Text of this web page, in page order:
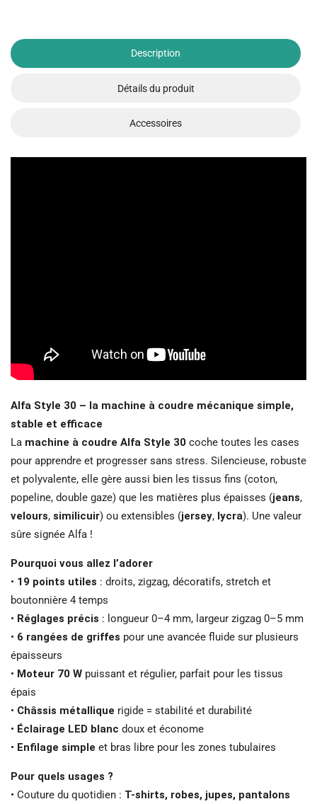
Description
Détails du produit
Accessoires
Alfa Style 30 – la machine à coudre mécanique simple,
stable et efficace
La machine à coudre Alfa Style 30 coche toutes les cases
pour apprendre et progresser sans stress. Silencieuse, robuste
et polyvalente, elle gère aussi bien les tissus fins (coton,
popeline, double gaze) que les matières plus épaisses (jeans,
velours, similicuir) ou extensibles (jersey, lycra). Une valeur
sûre signée Alfa !
Pourquoi vous allez l’adorer
• 19 points utiles : droits, zigzag, décoratifs, stretch et
boutonnière 4 temps
• Réglages précis : longueur 0–4 mm, largeur zigzag 0–5 mm
• 6 rangées de griffes pour une avancée fluide sur plusieurs
épaisseurs
• Moteur 70 W puissant et régulier, parfait pour les tissus
épais
• Châssis métallique rigide = stabilité et durabilité
• Éclairage LED blanc doux et économe
• Enfilage simple et bras libre pour les zones tubulaires
Pour quels usages ?
• Couture du quotidien : T-shirts, robes, jupes, pantalons